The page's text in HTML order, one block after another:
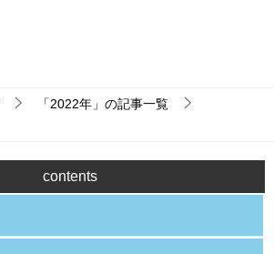
「2022年」の記事一覧
contents